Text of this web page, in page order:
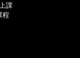
課
程